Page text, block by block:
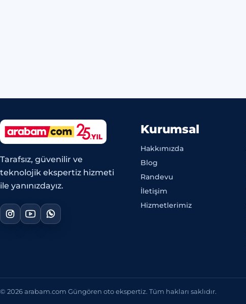
Tarafsız, güvenilir ve
teknolojik ekspertiz hizmeti
ile yanınızdayız.
Kurumsal
Hakkımızda
Blog
Randevu
İletişim
Hizmetlerimiz
© 2026 arabam.com Güngören oto ekspertiz. Tüm hakları saklıdır.